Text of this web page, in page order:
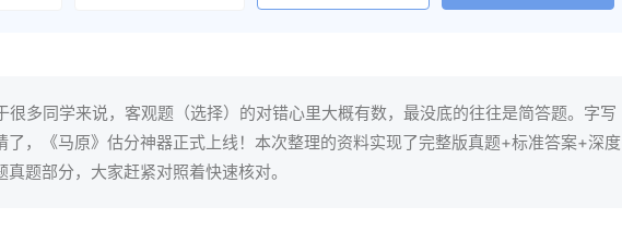
多同学来说，客观题（选择）的对错心里大概有数，最没底的往往是简答题。字写
，《马原》估分神器正式上线！本次整理的资料实现了完整版真题+标准答案+深度
题部分，大家赶紧对照着快速核对。